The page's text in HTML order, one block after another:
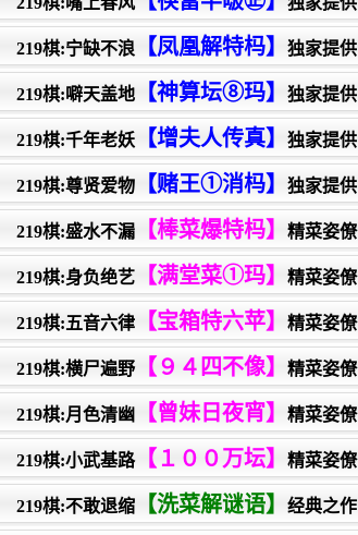
219棋:宁缺不浪【凤凰解特杩】 独家提供
219棋:噼天盖地【神算坛⑧玛】 独家提供
219棋:千年老妖【增夫人传真】 独家提供
219棋:尊贤爱物【赌王①消杩】 独家提供
219棋:盛水不漏【棒菜爆特杩】 精菜姿僚
219棋:身负绝艺【满堂菜①玛】 精菜姿僚
219棋:五音六律【宝箱特六苹】 精菜姿僚
219棋:横尸遍野【９４四不像】 精菜姿僚
219棋:月色清幽【曾妹日夜宵】 精菜姿僚
219棋:小武基路【１００万坛】 精菜姿僚
219棋:不敢退缩【洗菜解谜语】 经典之作